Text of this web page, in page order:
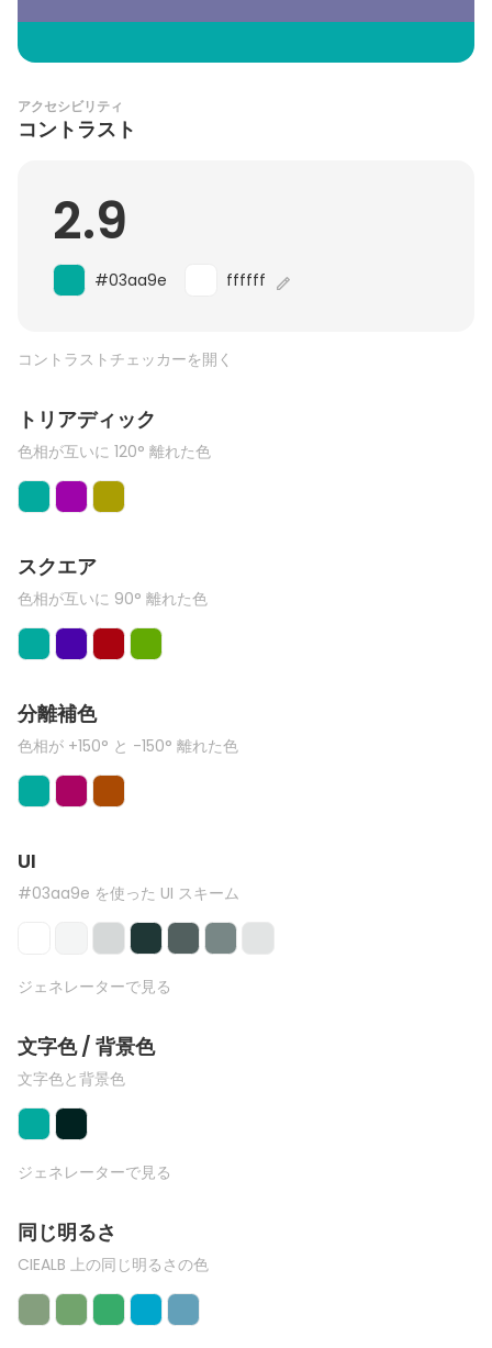
アクセシビリティ
コントラスト
2.9
#03aa9e ffffff
コントラストチェッカーを開く
トリアディック
色相が互いに 120° 離れた色
スクエア
色相が互いに 90° 離れた色
分離補色
色相が +150° と -150° 離れた色
UI
#03aa9e を使った UI スキーム
ジェネレーターで見る
文字色 / 背景色
文字色と背景色
ジェネレーターで見る
同じ明るさ
CIEALB 上の同じ明るさの色